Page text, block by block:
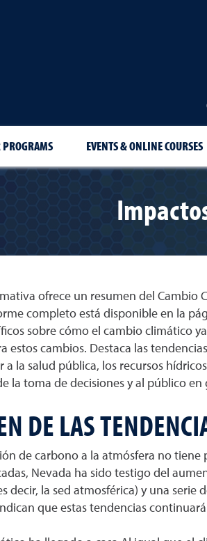
PROGRAMS EVENTS & ONLINE COURSES
ofrece un resumen del
completo está disponible en la
sobre cómo el cambio climático
estos cambios. Destaca las
a la salud pública, los recursos
la toma de decisiones y al público en
DE LAS
de carbono a la atmósfera no
Nevada ha sido testigo del
decir, la sed atmosférica) y una serie
que estas tendencias